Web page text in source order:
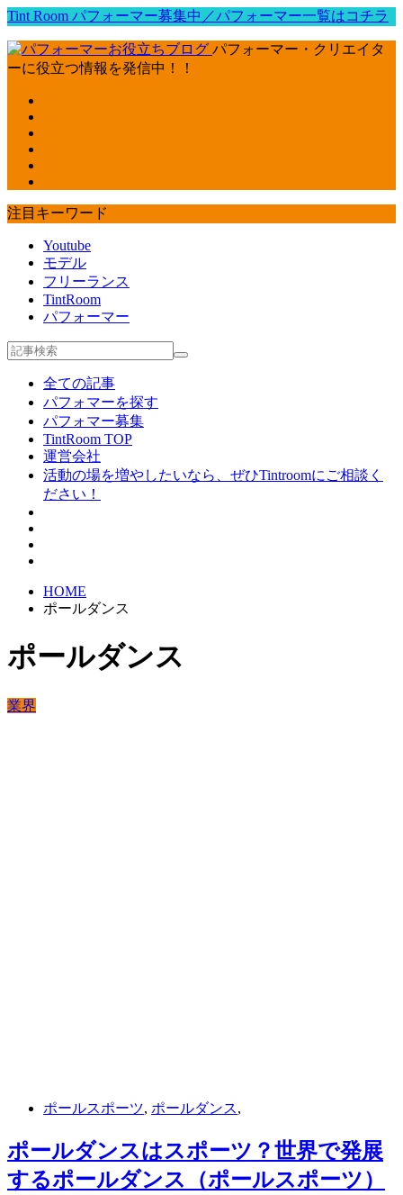
Tint Room パフォーマー募集中／パフォーマー一覧はコチラ
パフォーマー・クリエイタ
ーに役立つ情報を発信中！！
注目キーワード
Youtube
モデル
フリーランス
TintRoom
パフォーマー
全ての記事
パフォマーを探す
パフォマー募集
TintRoom TOP
運営会社
活動の場を増やしたいなら、ぜひTintroomにご相談く
ださい！
HOME
ポールダンス
ポールダンス
業界
ポールスポーツ, ポールダンス,
ポールダンスはスポーツ？世界で発展
するポールダンス（ポールスポーツ）